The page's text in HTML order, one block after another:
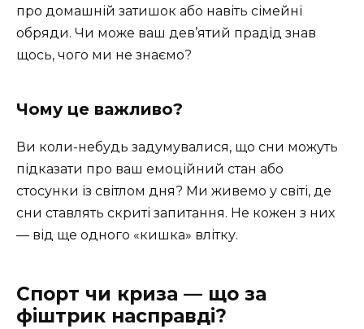
про домашній затишок або навіть сімейні
обряди. Чи може ваш дев’ятий прадід знав
щось, чого ми не знаємо?
Чому це важливо?
Ви коли-небудь задумувалися, що сни можуть
підказати про ваш емоційний стан або
стосунки із світлом дня? Ми живемо у світі, де
сни ставлять скриті запитання. Не кожен з них
— від ще одного «кишка» влітку.
Спорт чи криза — що за
фіштрик насправді?